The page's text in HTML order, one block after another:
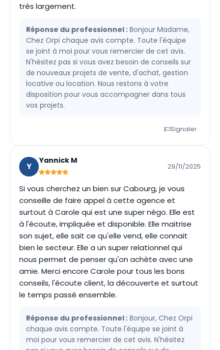
très largement.
Réponse du professionnel : Bonjour Madame,
Chez Orpi chaque avis compte. Toute l'équipe
se joint à moi pour vous remercier de cet avis.
N'hésitez pas si vous avez besoin de conseils sur
de nouveaux projets de vente, d'achat, gestion
locative ou location. Nous restons à votre
disposition pour vous accompagner dans tous
vos projets.
Signaler
Y
Yannick M
29/11/2025
Si vous cherchez un bien sur Cabourg, je vous
conseille de faire appel à cette agence et
surtout à Carole qui est une super négo. Elle est
à l'écoute, impliquée et disponible. Elle maitrise
son sujet, elle sait ce qu'elle vend, elle connait
bien le secteur. Elle a un super relationnel qui
nous permet de penser qu'on achète avec une
amie. Merci encore Carole pour tous les bons
conseils, l'écoute client, la découverte et surtout
le temps passé ensemble.
Réponse du professionnel : Bonjour, Chez Orpi
chaque avis compte. Toute l'équipe se joint à
moi pour vous remercier de cet avis. N'hésitez